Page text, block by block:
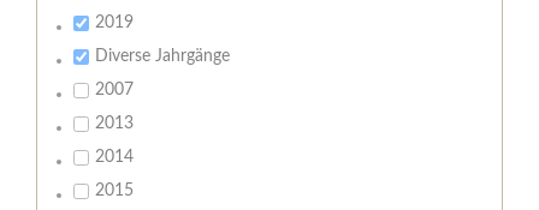
2019
Diverse Jahrgänge
2007
2013
2014
2015